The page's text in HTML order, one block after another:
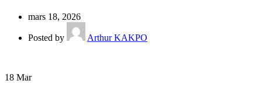
mars 18, 2026
Posted by Arthur KAKPO
18 Mar